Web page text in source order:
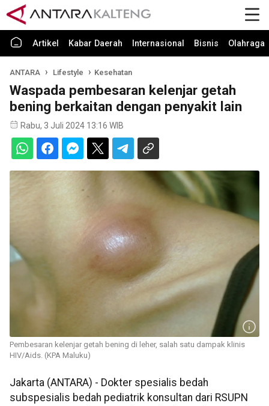
Artikel Kabar Daerah Internasional Bisnis Olahraga
ANTARA Lifestyle Kesehatan
Waspada pembesaran kelenjar getah
bening berkaitan dengan penyakit lain
Rabu, 3 Juli 2024 13:16 WIB
Pembesaran kelenjar getah bening di leher, salah satu dampak klinis
HIV/Aids. (KPA Maluku)
Jakarta (ANTARA) - Dokter spesialis bedah
subspesialis bedah pediatrik konsultan dari RSUPN